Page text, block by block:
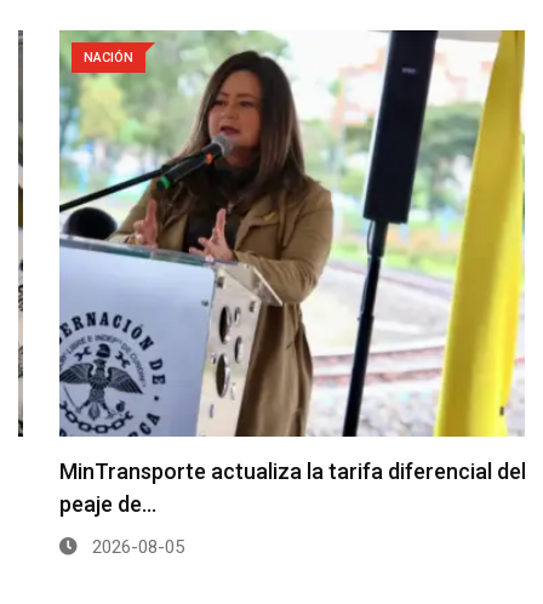
NACIÓN
MinTransporte actualiza la tarifa diferencial del
peaje de…
2026-08-05